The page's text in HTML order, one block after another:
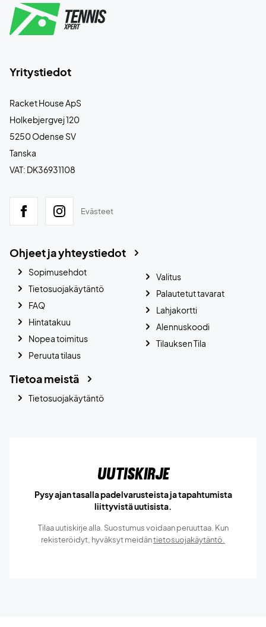
Yritystiedot
Racket House ApS
Holkebjergvej 120
5250 Odense SV
Tanska
VAT: DK36931108
Evästeet
Ohjeet ja yhteystiedot
Sopimusehdot
Tietosuojakäytäntö
FAQ
Hintatakuu
Nopea toimitus
Peruuta tilaus
Valitus
Palautetut tavarat
Lahjakortti
Alennuskoodi
Tilauksen Tila
Tietoa meistä
Tietosuojakäytäntö
Uutiskirje
Pysy ajan tasalla padelvarusteista ja tapahtumista
liittyvistä uutisista.
Tilaa uutiskirje alla. Suostumus voidaan peruuttaa. Kun
rekisteröidyt, hyväksyt meidäntietosuojakäytäntö.